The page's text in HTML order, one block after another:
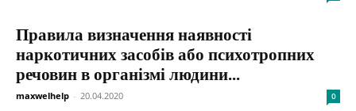
Правила визначення наявності
наркотичних засобів або психотропних
речовин в організмі людини...
maxwelhelp - 20.04.2020 0